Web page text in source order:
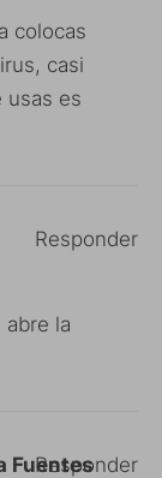
colocas
casi
usas es
abre la
Responder
Fuentes
Responder